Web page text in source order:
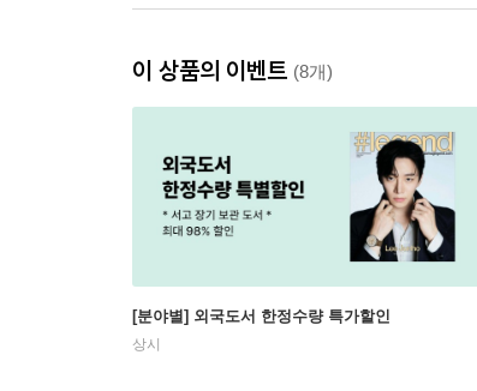
이 상품의 이벤트 (8개)
[분야별] 외국도서 한정수량 특가할인
상시